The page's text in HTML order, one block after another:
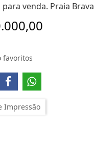
venda. Praia
favoritos
Impressão